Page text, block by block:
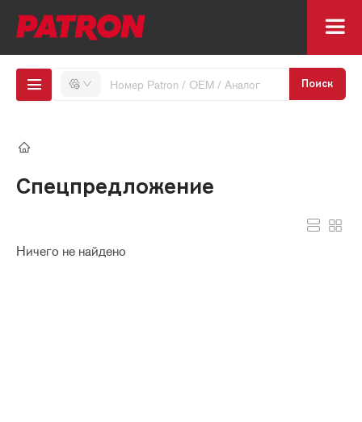
Поиск
Спецпредложение
Ничего не найдено